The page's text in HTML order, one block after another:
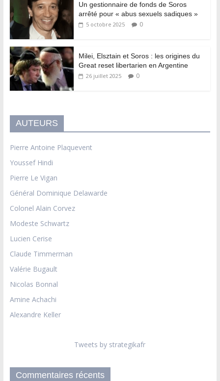
Un gestionnaire de fonds de Soros
arrêté pour « abus sexuels sadiques »
5 octobre 2025 0
Milei, Elsztain et Soros : les origines du
Great reset libertarien en Argentine
26 juillet 2025 0
AUTEURS
Pierre Antoine Plaquevent
Youssef Hindi
Pierre Le Vigan
Général Dominique Delawarde
Colonel Alain Corvez
Modeste Schwartz
Lucien Cerise
Claude Timmerman
Valérie Bugault
Nicolas Bonnal
Amine Achachi
Alexandre Keller
Tweets by strategikafr
Commentaires récents